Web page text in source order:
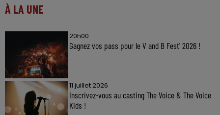
À LA UNE
20h00
Gagnez vos pass pour le V and B Fest' 2026 !
11 juillet 2026
Inscrivez-vous au casting The Voice & The Voice
Kids !